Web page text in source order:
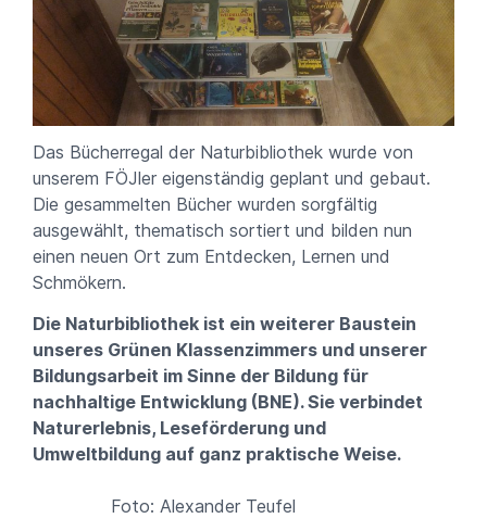
Das Bücherregal der Naturbibliothek wurde von
unserem FÖJler eigenständig geplant und gebaut.
Die gesammelten Bücher wurden sorgfältig
ausgewählt, thematisch sortiert und bilden nun
einen neuen Ort zum Entdecken, Lernen und
Schmökern.
Die Naturbibliothek ist ein weiterer Baustein
unseres Grünen Klassenzimmers und unserer
Bildungsarbeit im Sinne der Bildung für
nachhaltige Entwicklung (BNE). Sie verbindet
Naturerlebnis, Leseförderung und
Umweltbildung auf ganz praktische Weise.
Foto: Alexander Teufel